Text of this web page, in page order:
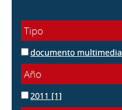
Tipo
documento multimedia
Año
2011 [1]